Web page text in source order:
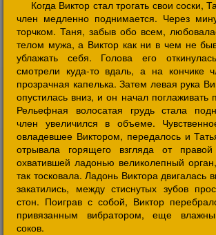
Когда Виктор стал трогать свои соски,
член медленно поднимается. Через
торчком. Таня, забыв обо всем,
телом мужа, а Виктор как ни в чем не
ублажать себя. Голова его
смотрели куда-то вдаль, а на кончике
прозрачная капелька. Затем левая рука
опустилась вниз, и он начал поглаживать
Рельефная волосатая грудь стала
член увеличился в объеме.
овладевшее Виктором, передалось и
отрывала горящего взгляда от
охватившей ладонью великолепный
так тосковала. Ладонь Виктора двигалась
закатились, между стиснутых зубов
стон. Поиграв с собой, Виктор
привязанным вибратором, еще
соков.